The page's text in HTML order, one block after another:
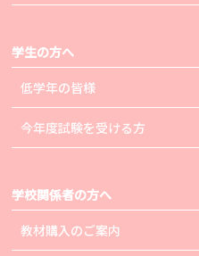
学生の方へ
低学年の皆様
今年度試験を受ける方
学校関係者の方へ
教材購入のご案内